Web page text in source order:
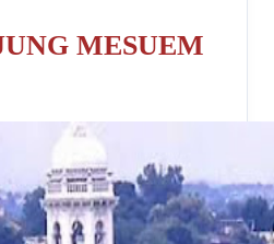
MESUEM